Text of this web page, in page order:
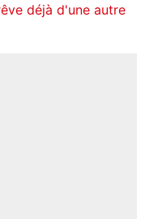
déjà d'une autre